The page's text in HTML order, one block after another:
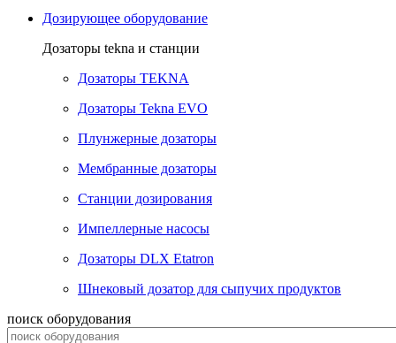
Дозирующее оборудование
Дозаторы tekna и станции
Дозаторы TEKNA
Дозаторы Tekna EVO
Плунжерные дозаторы
Мембранные дозаторы
Станции дозирования
Импеллерные насосы
Дозаторы DLX Etatron
Шнековый дозатор для сыпучих продуктов
поиск оборудования